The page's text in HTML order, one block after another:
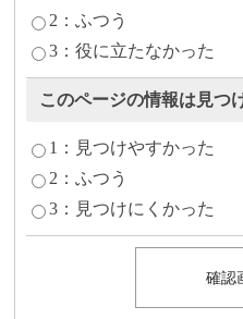
2：ふつう
3：役に立たなかった
このページの情報は見つ
1：見つけやすかった
2：ふつう
3：見つけにくかった